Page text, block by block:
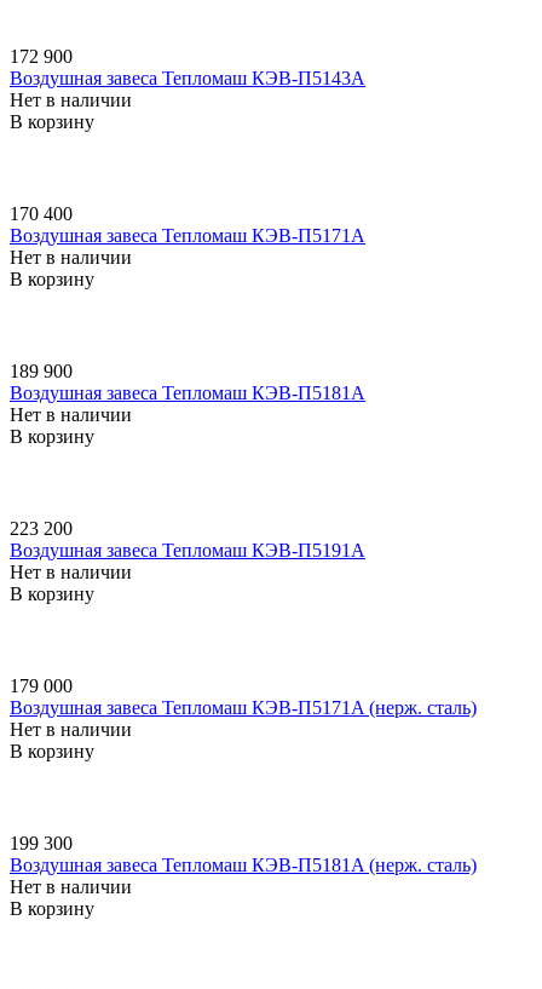
172 900
Воздушная завеса Тепломаш КЭВ-П5143A
Нет в наличии
В корзину
170 400
Воздушная завеса Тепломаш КЭВ-П5171A
Нет в наличии
В корзину
189 900
Воздушная завеса Тепломаш КЭВ-П5181A
Нет в наличии
В корзину
223 200
Воздушная завеса Тепломаш КЭВ-П5191A
Нет в наличии
В корзину
179 000
Воздушная завеса Тепломаш КЭВ-П5171A (нерж. сталь)
Нет в наличии
В корзину
199 300
Воздушная завеса Тепломаш КЭВ-П5181A (нерж. сталь)
Нет в наличии
В корзину